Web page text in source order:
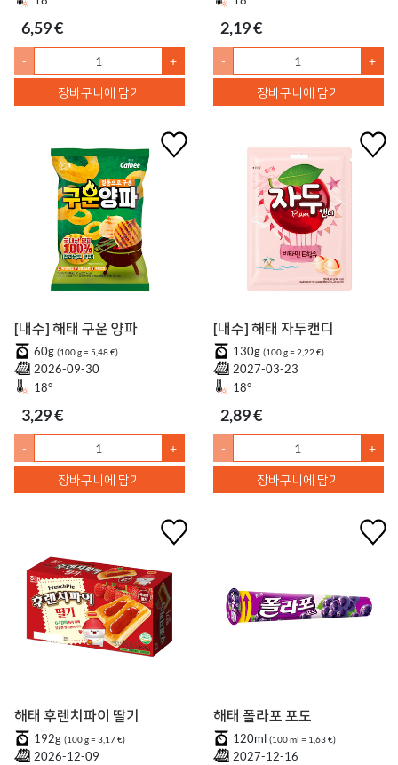
6,59 €
- +
장바구니에 담기
2,19 €
- +
장바구니에 담기
[내수] 해태 구운 양파
60g (100 g = 5,48 €)
2026-09-30
18°
3,29 €
- +
장바구니에 담기
[내수] 해태 자두캔디
130g (100 g = 2,22 €)
2027-03-23
18°
2,89 €
- +
장바구니에 담기
해태 후렌치파이 딸기
192g (100 g = 3,17 €)
2026-12-09
해태 폴라포 포도
120ml (100 ml = 1,63 €)
2027-12-16